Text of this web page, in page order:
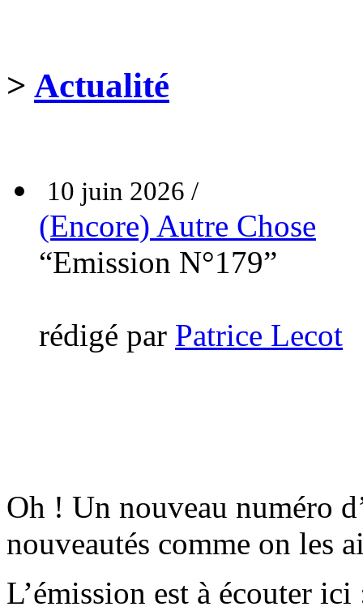
> Actualité
10 juin 2026 /
(Encore) Autre Chose
“Emission N°179”
rédigé par Patrice Lecot
Oh ! Un nouveau numéro
nouveautés comme on les
L’émission est à écouter ici